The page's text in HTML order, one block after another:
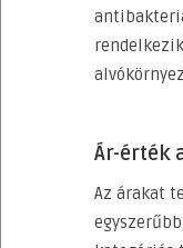
Ár-érték
Az árakat